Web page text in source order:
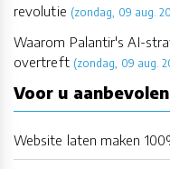
revolutie (zondag, 09 aug.
Waarom Palantir's AI-
overtreft (zondag, 09 aug.
Voor u aanbevolen
Website laten maken